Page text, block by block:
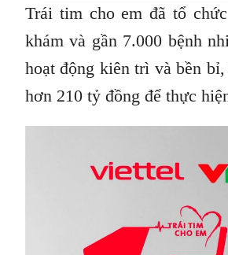
Trái tim cho em đã tổ
khám và gần 7.000 bệnh
hoạt động kiên trì và bền
hơn 210 tỷ đồng để thực